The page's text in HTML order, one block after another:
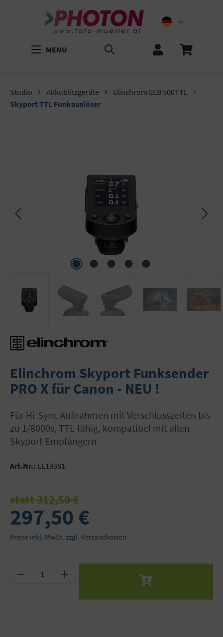
MENU
Studio Akkublitzgeräte
Elinchrom ELB 500TTL
Skyport TTL Funkauslöser
Elinchrom Skyport Funksender
PRO X für Canon - NEU !
für Hi-Sync Aufnahmen mit Verschlusszeiten bis
zu 1/8000s, TTL-fähig, kompatibel mit allen
Skyport Empfängern
Art.Nr.: EL19381
statt 312,50 €
297,50 €
Preise inkl. MwSt. zzgl. Versandkosten
Produkt Anzahl: Gib den gewünschten Wert